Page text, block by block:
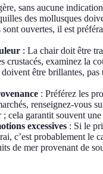
sans aucune
des mollusques
sont ouvertes, il est
: La chair doit être
crustacés, examinez la
être brillantes, pas
: Préférez les
renseignez-vous
; cela garantit souvent
excessives : Si le
c’est probablement le
de mer provenant de